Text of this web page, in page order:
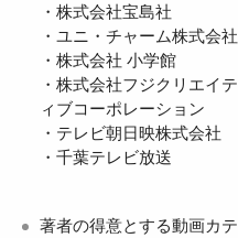
・株式会社宝島社
・ユニ・チャーム株式会社
・株式会社 小学館
・株式会社フジクリエイテ
ィブコーポレーション
・テレビ朝日映株式会社
・千葉テレビ放送
著者の得意とする動画カテ